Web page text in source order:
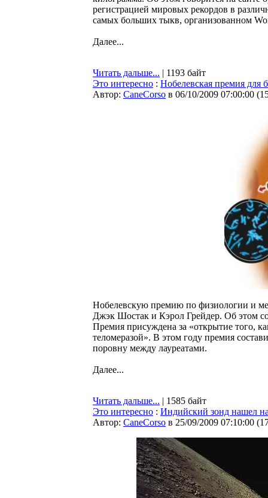
регистрацией мировых рекордов в
самых больших тыкв, организованном
Далее...
Читать дальше... | 1193 байт
Это интересно : Нобелевская премия для
Автор: CaneCorso в 06/10/2009 07:00:00 (
Нобелевскую премию по физиологии и
Джэк Шостак и Кэрол Грейдер. Об этом
Премия присуждена за «открытие того,
теломеразой». В этом году премия
поровну между лауреатами.
Далее...
Читать дальше... | 1585 байт
Это интересно : Индийский зонд нашел
Автор: CaneCorso в 25/09/2009 07:10:00 (